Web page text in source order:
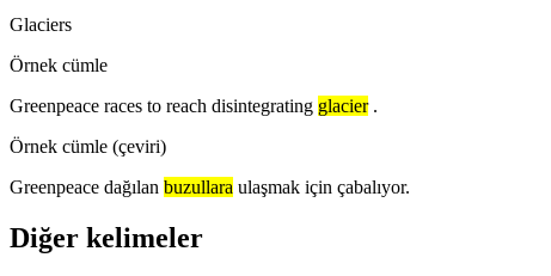
Glaciers
Örnek cümle
Greenpeace races to reach disintegrating glacier .
Örnek cümle (çeviri)
Greenpeace dağılan buzullara ulaşmak için çabalıyor.
Diğer kelimeler